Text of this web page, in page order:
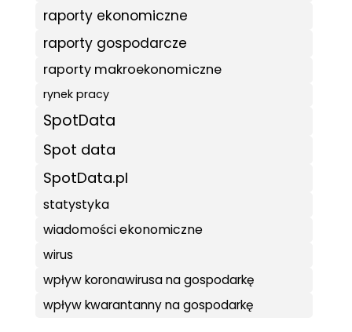
raporty ekonomiczne
raporty gospodarcze
raporty makroekonomiczne
rynek pracy
SpotData
Spot data
SpotData.pl
statystyka
wiadomości ekonomiczne
wirus
wpływ koronawirusa na gospodarkę
wpływ kwarantanny na gospodarkę